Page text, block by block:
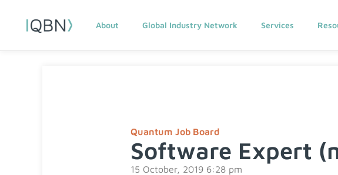
About Global Industry Network Services
Quantum Job Board
Software Expert
15 October, 2019 6:28 pm